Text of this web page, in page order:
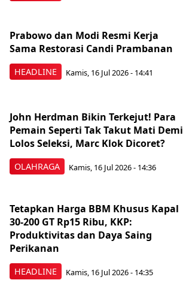
HEADLINE
Prabowo dan Modi Resmi Kerja
Sama Restorasi Candi Prambanan
Kamis, 16 Jul 2026 - 14:41
OLAHRAGA
John Herdman Bikin Terkejut! Para
Pemain Seperti Tak Takut Mati Demi
Lolos Seleksi, Marc Klok Dicoret?
Kamis, 16 Jul 2026 - 14:36
HEADLINE
Tetapkan Harga BBM Khusus Kapal
30-200 GT Rp15 Ribu, KKP:
Produktivitas dan Daya Saing
Perikanan
Kamis, 16 Jul 2026 - 14:35